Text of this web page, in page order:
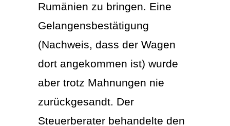
Rumänien zu bringen. Eine
Gelangensbestätigung
(Nachweis, dass der Wagen
dort angekommen ist) wurde
aber trotz Mahnungen nie
zurückgesandt. Der
Steuerberater behandelte den